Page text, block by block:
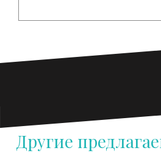
Другие